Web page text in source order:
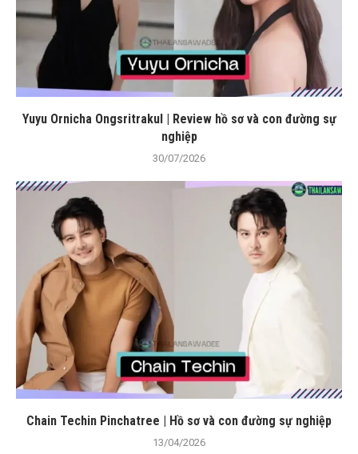
Yuyu Ornicha Ongsritrakul | Review hồ sơ và con đường sự
nghiệp
30/07/2026
Chain Techin Pinchatree | Hồ sơ và con đường sự nghiệp
13/04/2026